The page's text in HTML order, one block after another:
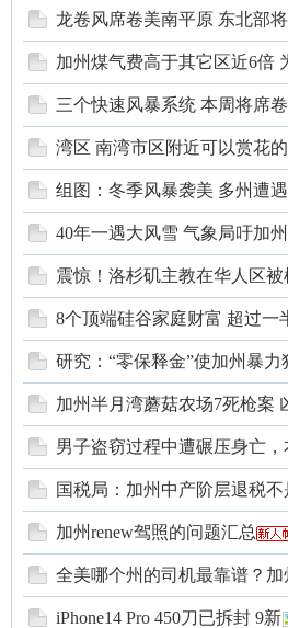
龙卷风席卷美南平原 东北部
加州煤气费高于其它区近6倍
三个快速风暴系统 本周将席
湾区 南湾市区附近可以赏花
组图：冬季风暴袭美 多州遭
40年一遇大风雪 气象局吁加
震惊！洛杉矶主教在华人区
8个顶端硅谷家庭财富 超过一
研究：“零保释金”使加州暴力
加州半月湾蘑菇农场7死枪案
男子盗窃过程中遭碾压身亡
国税局：加州中产阶层退税不
加州renew驾照的问题汇总
全美哪个州的司机最靠谱？
iPhone14 Pro 450刀已拆封 9新